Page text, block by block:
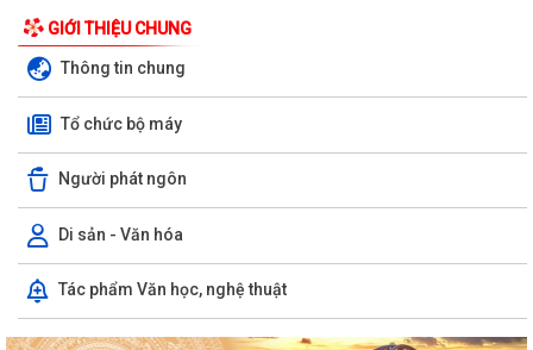
GIỚI THIỆU CHUNG
Thông tin chung
Tổ chức bộ máy
Người phát ngôn
Di sản - Văn hóa
Tác phẩm Văn học, nghệ thuật
Phường An Dương tổ chức bồi dưỡng, tập huấn lý luận chính trị hè
năm 2026 cho đội ngũ cán bộ quản...
PHƯỜNG AN DƯƠNG TRIỂN KHAI QUYẾT LIỆT CHIẾN DỊCH 90 NGÀY